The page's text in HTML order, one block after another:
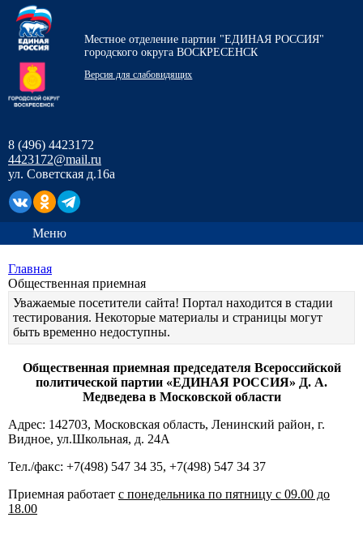
Местное отделение партии "ЕДИНАЯ РОССИЯ"
городского округа ВОСКРЕСЕНСК
Версия для слабовидящих
8 (496) 4423172
4423172@mail.ru
ул. Советская д.16а
Меню
Главная
Общественная приемная
Уважаемые посетители сайта! Портал находится в стадии
тестирования. Некоторые материалы и страницы могут
быть временно недоступны.
Общественная приемная председателя Всероссийской
политической партии «ЕДИНАЯ РОССИЯ» Д. А.
Медведева в Московской области
Адрес: 142703, Московская область, Ленинский район, г.
Видное, ул.Школьная, д. 24А
Тел./факс: +7(498) 547 34 35, +7(498) 547 34 37
Приемная работает с понедельника по пятницу с 09.00 до
18.00